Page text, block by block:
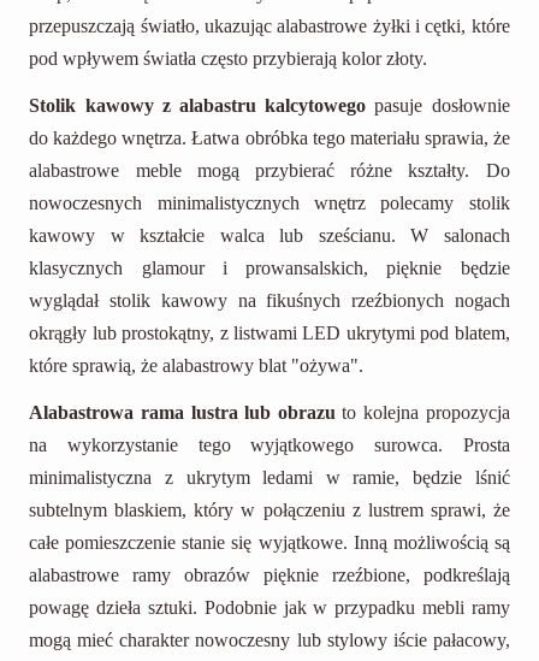
przepuszczają światło, ukazując alabastrowe żyłki i cętki, które
pod wpływem światła często przybierają kolor złoty.
Stolik kawowy z alabastru kalcytowego pasuje dosłownie
do każdego wnętrza. Łatwa obróbka tego materiału sprawia, że
alabastrowe meble mogą przybierać różne kształty. Do
nowoczesnych minimalistycznych wnętrz polecamy stolik
kawowy w kształcie walca lub sześcianu. W salonach
klasycznych glamour i prowansalskich, pięknie będzie
wyglądał stolik kawowy na fikuśnych rzeźbionych nogach
okrągły lub prostokątny, z listwami LED ukrytymi pod blatem,
które sprawią, że alabastrowy blat "ożywa".
Alabastrowa rama lustra lub obrazuto kolejna propozycja
na wykorzystanie tego wyjątkowego surowca. Prosta
minimalistyczna z ukrytym ledami w ramie, będzie lśnić
subtelnym blaskiem, który w połączeniu z lustrem sprawi, że
całe pomieszczenie stanie się wyjątkowe. Inną możliwością są
alabastrowe ramy obrazów pięknie rzeźbione, podkreślają
powagę dzieła sztuki. Podobnie jak w przypadku mebli ramy
mogą mieć charakter nowoczesny lub stylowy iście pałacowy,